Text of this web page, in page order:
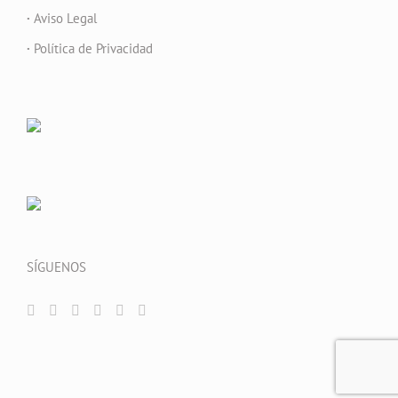
· Aviso Legal
· Política de Privacidad
SÍGUENOS